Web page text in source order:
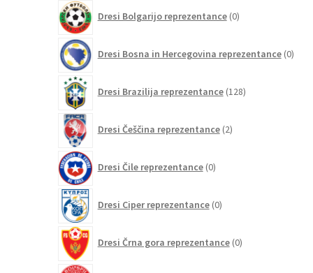
Dresi Bolgarijo reprezentance 0izdelkov
Dresi Bosna in Hercegovina reprezentance 0
Dresi Brazilija reprezentance 128izdelkov
Dresi Češčina reprezentance 2izdelka
Dresi Čile reprezentance 0izdelkov
Dresi Ciper reprezentance 0izdelkov
Dresi Črna gora reprezentance 0izdelkov